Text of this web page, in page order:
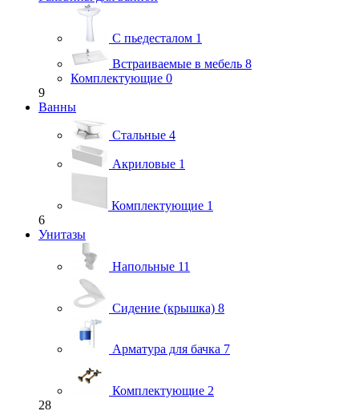
С пьедесталом 1
Встраиваемые в мебель 8
Комплектующие 0
9
Ванны
Стальные 4
Акриловые 1
Комплектующие 1
6
Унитазы
Напольные 11
Сидение (крышка) 8
Арматура для бачка 7
Комплектующие 2
28